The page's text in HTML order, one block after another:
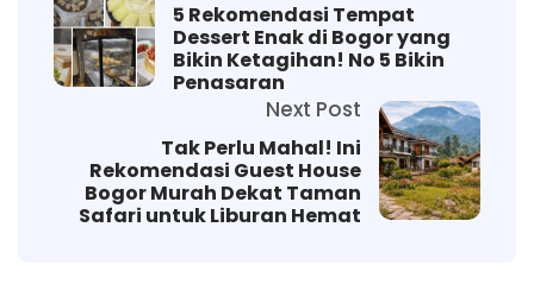
5 Rekomendasi Tempat
Dessert Enak di Bogor yang
Bikin Ketagihan! No 5 Bikin
Penasaran
Next Post
Tak Perlu Mahal! Ini
Rekomendasi Guest House
Bogor Murah Dekat Taman
Safari untuk Liburan Hemat